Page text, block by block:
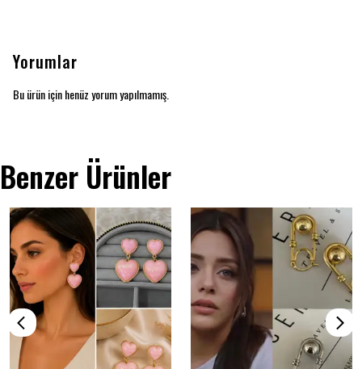
Yorumlar
Bu ürün için henüz yorum yapılmamış.
Benzer Ürünler